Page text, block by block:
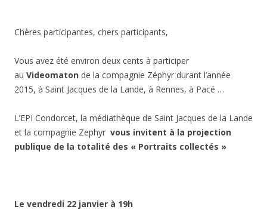
Chères participantes, chers participants,
Vous avez été environ deux cents à participer
au Videomaton de la compagnie Zéphyr durant l’année
2015, à Saint Jacques de la Lande, à Rennes, à Pacé …
L’EPI Condorcet, la médiathèque de Saint Jacques de la Lande
et la compagnie Zephyr vous invitent à la projection
publique de la totalité des « Portraits collectés »
Le vendredi 22 janvier à 19h